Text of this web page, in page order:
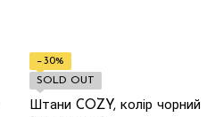
−30%
SOLD OUT
Штани COZY, колір чорний